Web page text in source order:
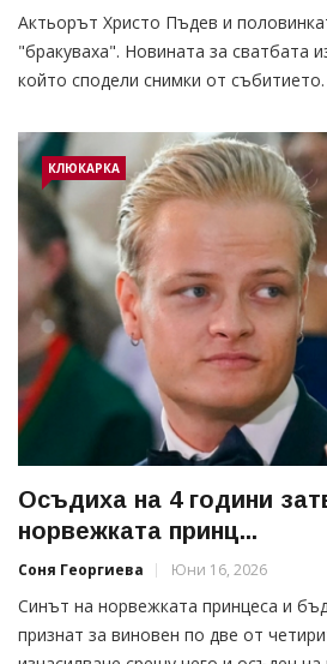
Актьорът Христо Пъдев и
"бракуваха". Новината за сватбата
който сподели снимки от събитието.
КЛЮКАРКА
Осъдиха на 4 години
норвежката принц...
Соня Георгиева Юни 16, 2026
Синът на норвежката принцеса и
признат за виновен по две от